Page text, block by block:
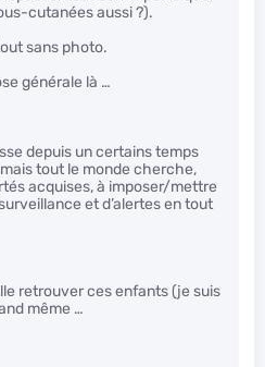
cutanées aussi ?).
sans photo.
générale là …
depuis un certains temps
tout le monde cherche,
acquises, à imposer/mettre
et d’alertes en tout
retrouver ces enfants (je suis
même …